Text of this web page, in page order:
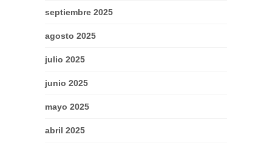
septiembre 2025
agosto 2025
julio 2025
junio 2025
mayo 2025
abril 2025